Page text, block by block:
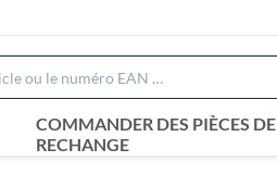
COMMANDER DES PIÈCES DE
RECHANGE